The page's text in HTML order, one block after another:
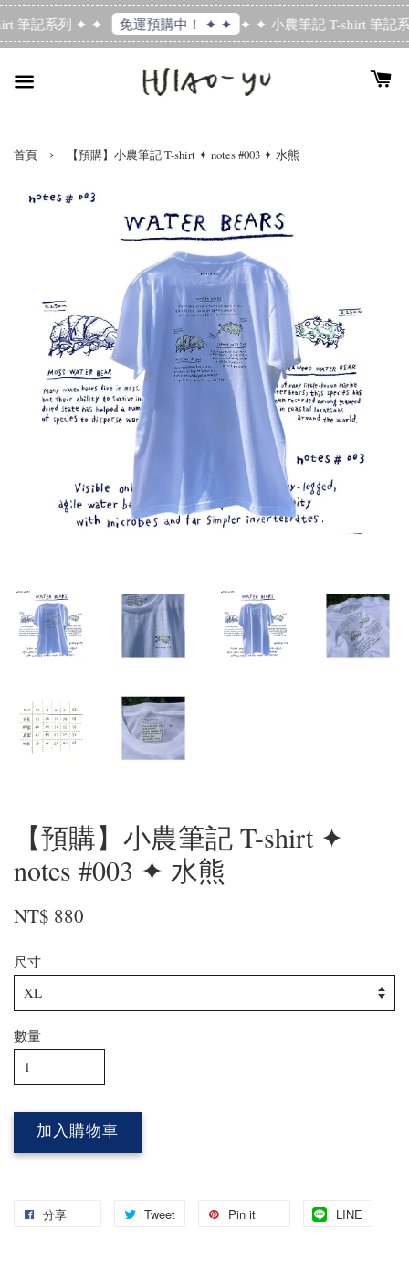
筆記系列 ✦ ✦ 免運預購中！ ✦ ✦ ✦ ✦ 小農筆記 T-shirt 筆記
首頁 › 【預購】小農筆記 T-shirt ✦ notes #003 ✦ 水熊
【預購】小農筆記 T-shirt ✦
notes #003 ✦ 水熊
NT$ 880
尺寸
數量
加入購物車
分享 Tweet Pin it LINE